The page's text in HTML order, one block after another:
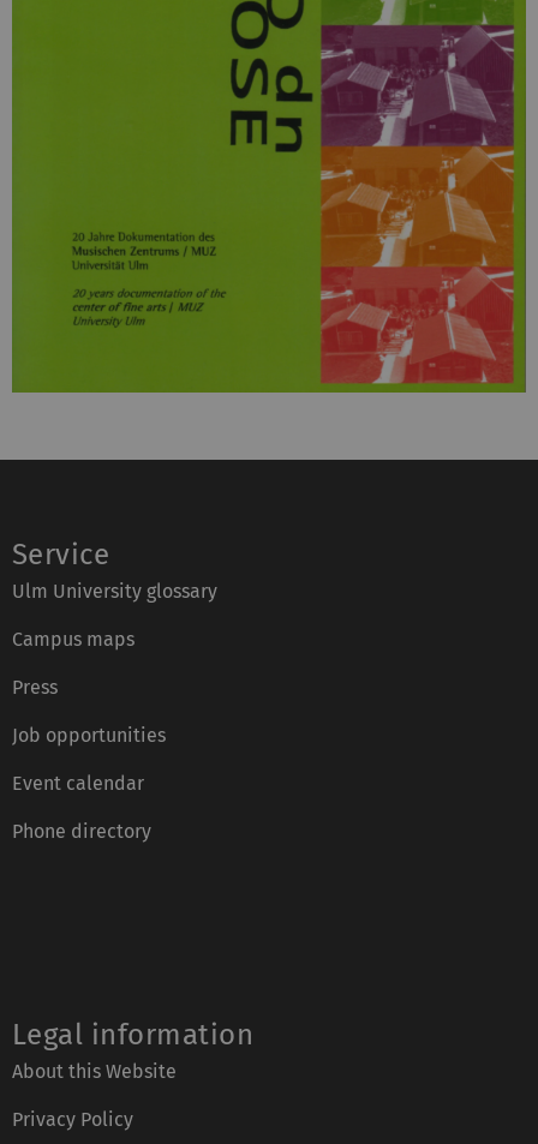
Service
Ulm University glossary
Campus maps
Press
Job opportunities
Event calendar
Phone directory
Legal information
About this Website
Privacy Policy